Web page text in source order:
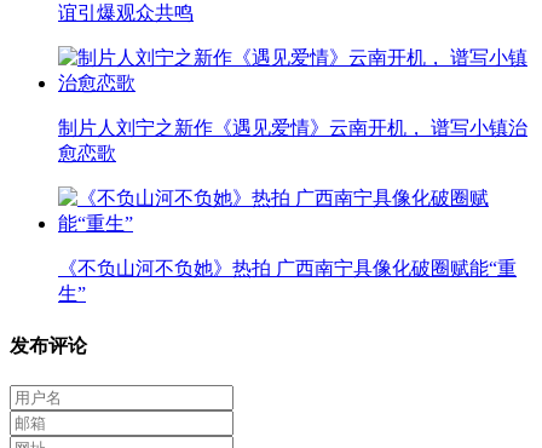
谊引爆观众共鸣
制片人刘宁之新作《遇见爱情》云南开机， 谱写小镇治
愈恋歌
《不负山河不负她》热拍 广西南宁具像化破圈赋能“重
生”
发布评论